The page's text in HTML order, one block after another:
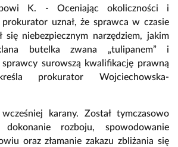
K. - Oceniając okoliczności i
prokurator uznał, że sprawca w czasie
się niebezpiecznym narzędziem, jakim
butelka zwana „tulipanem” i
sprawcy surowszą kwalifikację prawną
prokurator Wojciechowska-
karany. Został tymczasowo
rozboju, spowodowanie
oraz złamanie zakazu zbliżania się